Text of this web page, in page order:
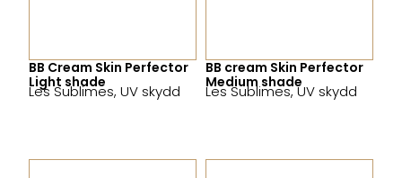
BB Cream Skin Perfector
Light shade
Les Sublimes, UV skydd
BB cream Skin Perfector
Medium shade
Les Sublimes,UV skydd